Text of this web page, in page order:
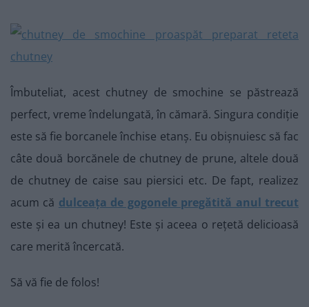
Îmbuteliat, acest chutney de smochine se păstrează
perfect, vreme îndelungată, în cămară. Singura condiție
este să fie borcanele închise etanș. Eu obișnuiesc să fac
câte două borcănele de chutney de prune, altele două
de chutney de caise sau piersici etc. De fapt, realizez
acum că dulceața de gogonele pregătită anul trecut
este și ea un chutney! Este și aceea o rețetă delicioasă
care merită încercată.
Să vă fie de folos!